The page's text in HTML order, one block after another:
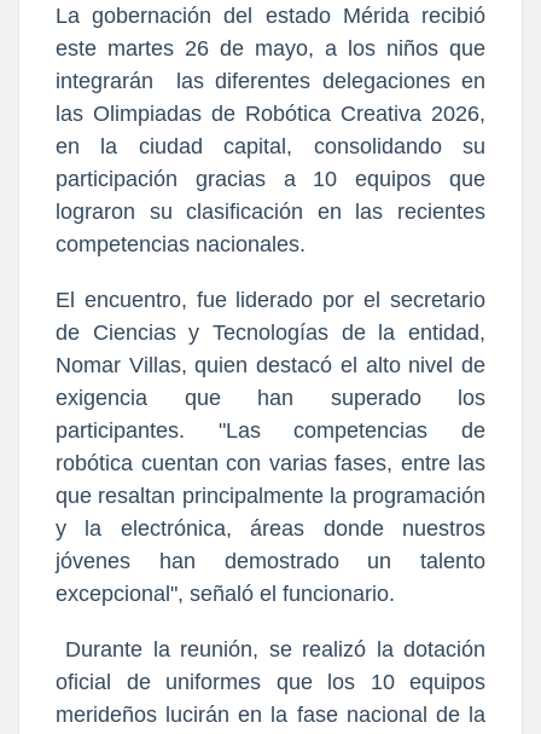
La gobernación del estado Mérida recibió
este martes 26 de mayo, a los niños que
integrarán las diferentes delegaciones en
las Olimpiadas de Robótica Creativa 2026,
en la ciudad capital, consolidando su
participación gracias a 10 equipos que
lograron su clasificación en las recientes
competencias nacionales.
El encuentro, fue liderado por el secretario
de Ciencias y Tecnologías de la entidad,
Nomar Villas, quien destacó el alto nivel de
exigencia que han superado los
participantes. "Las competencias de
robótica cuentan con varias fases, entre las
que resaltan principalmente la programación
y la electrónica, áreas donde nuestros
jóvenes han demostrado un talento
excepcional", señaló el funcionario.
Durante la reunión, se realizó la dotación
oficial de uniformes que los 10 equipos
merideños lucirán en la fase nacional de la